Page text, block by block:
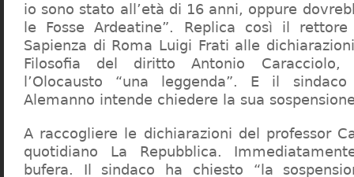
io sono stato all’età di 16 anni, oppure
le Fosse Ardeatine”. Replica così il rettore
Sapienza di Roma Luigi Frati alle
Filosofia del diritto Antonio
l’Olocausto “una leggenda”. E il
Alemanno intende chiedere la sua
A raccogliere le dichiarazioni del professor
quotidiano La Repubblica.
bufera. Il sindaco ha chiesto “la